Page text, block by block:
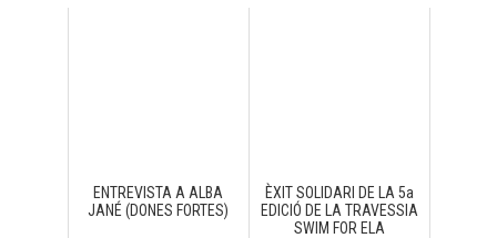
ENTREVISTA A ALBA
JANÉ (DONES FORTES)
ÈXIT SOLIDARI DE LA 5a
EDICIÓ DE LA TRAVESSIA
SWIM FOR ELA